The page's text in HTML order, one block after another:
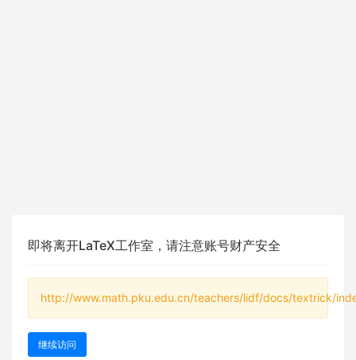
即将离开LaTeX工作室，请注意账号财产安全
http://www.math.pku.edu.cn/teachers/lidf/docs/textrick/
继续访问